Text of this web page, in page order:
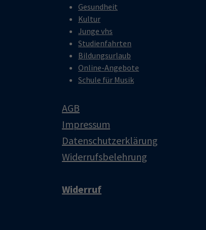
Gesundheit
Kultur
Junge vhs
Studienfahrten
Bildungsurlaub
Online-Angebote
Schule für Musik
AGB
Impressum
Datenschutzerklärung
Widerrufsbelehrung
Widerruf